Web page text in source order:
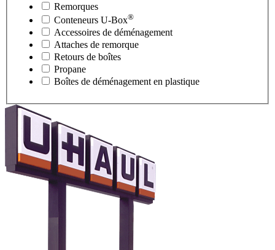
Remorques
Conteneurs U-Box®
Accessoires de déménagement
Attaches de remorque
Retours de boîtes
Propane
Boîtes de déménagement en plastique